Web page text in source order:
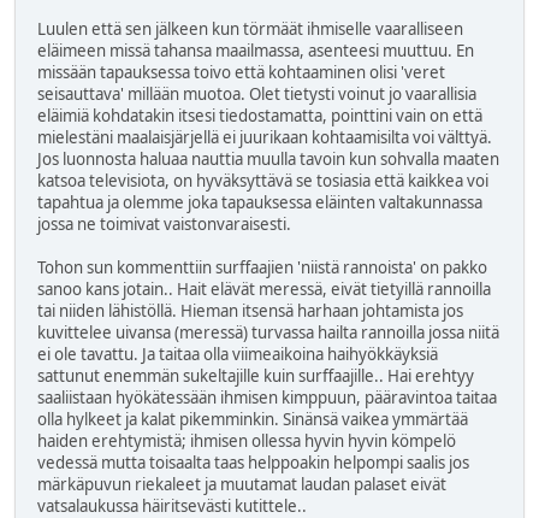
Luulen että sen jälkeen kun törmäät ihmiselle vaaralliseen
eläimeen missä tahansa maailmassa, asenteesi muuttuu. En
missään tapauksessa toivo että kohtaaminen olisi 'veret
seisauttava' millään muotoa. Olet tietysti voinut jo vaarallisia
eläimiä kohdatakin itsesi tiedostamatta, pointtini vain on että
mielestäni maalaisjärjellä ei juurikaan kohtaamisilta voi välttyä.
Jos luonnosta haluaa nauttia muulla tavoin kun sohvalla maaten
katsoa televisiota, on hyväksyttävä se tosiasia että kaikkea voi
tapahtua ja olemme joka tapauksessa eläinten valtakunnassa
jossa ne toimivat vaistonvaraisesti.
Tohon sun kommenttiin surffaajien 'niistä rannoista' on pakko
sanoo kans jotain.. Hait elävät meressä, eivät tietyillä rannoilla
tai niiden lähistöllä. Hieman itsensä harhaan johtamista jos
kuvittelee uivansa (meressä) turvassa hailta rannoilla jossa niitä
ei ole tavattu. Ja taitaa olla viimeaikoina haihyökkäyksiä
sattunut enemmän sukeltajille kuin surffaajille.. Hai erehtyy
saaliistaan hyökätessään ihmisen kimppuun, pääravintoa taitaa
olla hylkeet ja kalat pikemminkin. Sinänsä vaikea ymmärtää
haiden erehtymistä; ihmisen ollessa hyvin hyvin kömpelö
vedessä mutta toisaalta taas helppoakin helpompi saalis jos
märkäpuvun riekaleet ja muutamat laudan palaset eivät
vatsalaukussa häiritsevästi kutittele..